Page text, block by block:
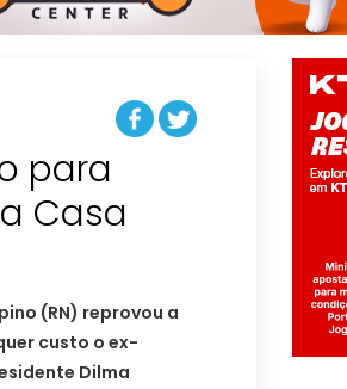
para
Casa
(RN) reprovou a
custo o ex-
Dilma